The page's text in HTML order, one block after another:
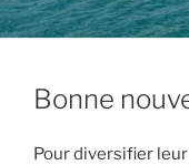
Bonne
Pour diversifier